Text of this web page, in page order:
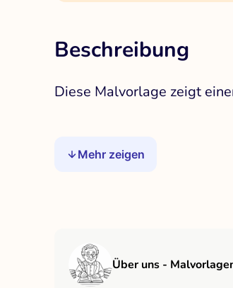
Beschreibung
Diese Malvorlage zeigt
Mehr zeigen
Über uns -